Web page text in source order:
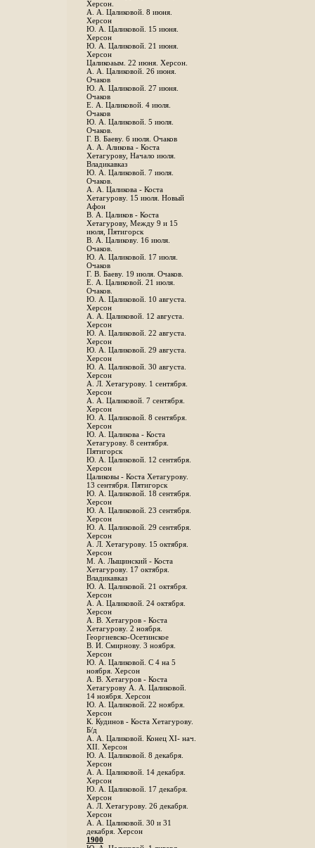
Херсон.
А. А. Цаликовой. 8 июня.
Херсон
Ю. А. Цаликовой. 15 июня.
Херсон
Ю. А. Цаликовой. 21 июня.
Херсон
Цаликоаым. 22 июня. Херсон.
А. А. Цаликовой. 26 июня.
Очаков
Ю. А. Цаликовой. 27 июня.
Очаков
Е. А. Цаликовой. 4 июля.
Очаков
Ю. А. Цаликовой. 5 июля.
Очаков.
Г. В. Баеву. 6 июля. Очаков
А. А. Аликова - Коста
Хетагурову, Начало июля.
Владикавказ
Ю. А. Цаликовой. 7 июля.
Очаков.
А. А. Цаликова - Коста
Хетагурову. 15 июля. Новый
Афон
В. А. Цаликов - Коста
Хетагурову, Между 9 и 15
июля, Пятигорск
В. А. Цаликову. 16 июля.
Очаков.
Ю. А. Цаликовой. 17 июля.
Очаков
Г. В. Баеву. 19 июля. Очаков.
Е. А. Цаликовой. 21 июля.
Очаков.
Ю. А. Цаликовой. 10 августа.
Херсон
А. А. Цаликовой. 12 августа.
Херсон
Ю. А. Цаликовой. 22 августа.
Херсон
Ю. А. Цаликовой. 29 августа.
Херсон
Ю. А. Цаликовой. 30 августа.
Херсон
А. Л. Хетагурову. 1 сентября.
Херсон
А. А. Цаликовой. 7 сентября.
Херсон
Ю. А. Цаликовой. 8 сентября.
Херсон
Ю. А. Цаликова - Коста
Хетагурову. 8 сентября.
Пятигорск
Ю. А. Цаликовой. 12 сентября.
Херсон
Цаликовы - Коста Хетагурову.
13 сентября. Пятигорск
Ю. А. Цаликовой. 18 сентября.
Херсон
Ю. А. Цаликовой. 23 сентября.
Херсон
Ю. А. Цаликовой. 29 сентября.
Херсон
А. Л. Хетагурову. 15 октября.
Херсон
М. А. Лыщинский - Коста
Хетагурову. 17 октября.
Владикавказ
Ю. А. Цаликовой. 21 октября.
Херсон
А. А. Цаликовой. 24 октября.
Херсон
A. В. Хетагуров - Коста
Хетагурову. 2 ноября.
Георгиевско-Осетинское
B. И. Смирнову. 3 ноября.
Херсон
Ю. А. Цаликовой. С 4 на 5
ноября. Херсон
А. В. Хетагуров - Коста
Хетагурову А. А. Цаликовой.
14 ноября. Херсон
Ю. А. Цаликовой. 22 ноября.
Херсон
К. Кудинов - Коста Хетагурову.
Б/д
А. А. Цаликовой. Конец XI- нач.
XII. Херсон
Ю. А. Цаликовой. 8 декабря.
Херсон
А. А. Цаликовой. 14 декабря.
Херсон
Ю. А. Цаликовой. 17 декабря.
Херсон
А. Л. Хетагурову. 26 декабря.
Херсон
А. А. Цаликовой. 30 и 31
декабря. Херсон
1900